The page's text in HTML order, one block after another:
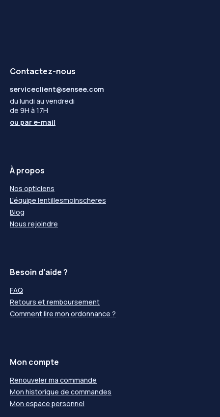
Contactez-nous
serviceclient@sensee.com
du lundi au vendredi
de 9H à 17H
ou par e-mail
À propos
Nos opticiens
L'équipe lentillesmoinscheres
Blog
Nous rejoindre
Besoin d’aide ?
FAQ
Retours et remboursement
Comment lire mon ordonnance ?
Mon compte
Renouveler ma commande
Mon historique de commandes
Mon espace personnel